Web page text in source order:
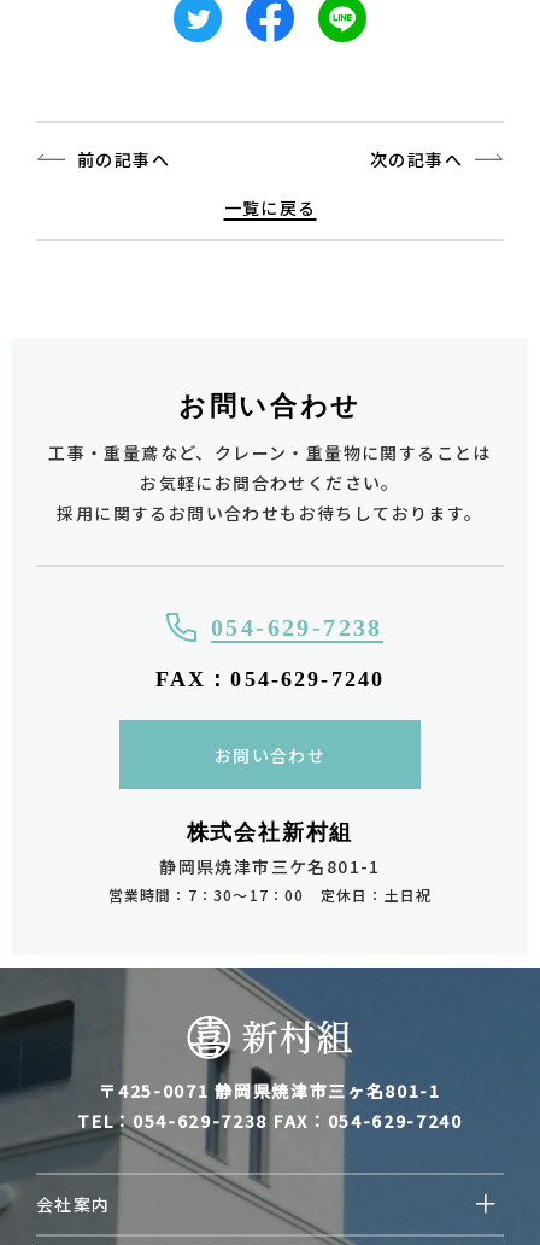
前の記事へ
一覧に戻る
次の記事へ
お問い合わせ
工事・重量鳶など、クレーン・重量物に関することは
お気軽にお問合わせください。
採用に関するお問い合わせもお待ちしております。
054-629-7238
FAX：054-629-7240
お問い合わせ
株式会社新村組
静岡県焼津市三ケ名801-1
営業時間：7：30～17：00 定休日：土日祝
〒425-0071静岡県焼津市三ヶ名801-1
TEL：054-629-7238 FAX：054-629-7240
会社案内